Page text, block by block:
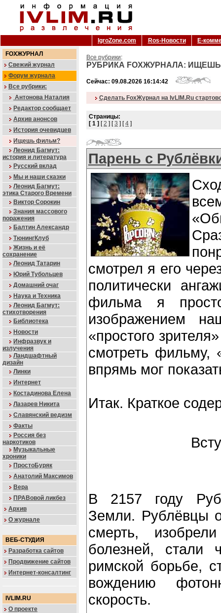
IgroZone.com Ros-Новости
Е-
FOXЖУРНАЛ
Свежий журнал
Форум журнала
Все рубрики:
Антонова Наталия
Редактор сообщает
Архив анонсов
История очевидцев
Ищешь фильм?
Леонид Багмут:
история и литература
Русский вклад
Мы и наши сказки
Леонид Багмут:
этика Старого Времени
Виктор Сорокин
Знания массового
поражения
Балтин Александр
ТюнингКлуб
Жизнь и её
сохранение
Леонид Татарин
Юрий Тубольцев
Домашний очаг
Наука и Техника
Леонид Багмут:
стихотворения
Библиотека
Новости
Инфразвук и
излучения
Ландшафтный
дизайн
Линки
Интернет
Костадинова Елена
Лазарев Никита
Славянский ведизм
Факты
Россия без
наркотиков
Музыкальные
хроники
ПростоБуряк
Анатолий Максимов
Вера
ПРАВовой ликбез
Архив
О журнале
ВЕБ-СТУДИЯ
Разработка сайтов
Продвижение сайтов
Интернет-консалтинг
IVLIM.RU
О проекте
Все рубрики:
РУБРИКА FOXЖУРНАЛА:
Сейчас: 09.08.2026 16:14:42
Сделать FoxЖурнал на IvLIM.Ru
Страницы:
[ 1 ] [2 ] [3 ] [4 ]
Парень с
смотрел я его
политически
фильма я
изображением
«простого
смотреть фильму,
впрямь мог
Итак. Краткое
В 2157 году
Земли. Рублёвцы
смерть,
болезней, стали
римской борьбе,
вождению
скорость.